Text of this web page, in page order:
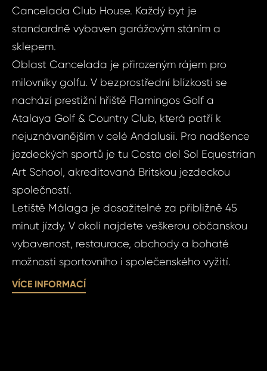
Cancelada Club House. Každý byt je
standardně vybaven garážovým stáním a
sklepem.
Oblast Cancelada je přirozeným rájem pro
milovníky golfu. V bezprostřední blízkosti se
nachází prestižní hřiště Flamingos Golf a
Atalaya Golf & Country Club, která patří k
nejuznávanějším v celé Andalusii. Pro nadšence
jezdeckých sportů je tu Costa del Sol Equestrian
Art School, akreditovaná Britskou jezdeckou
společností.
Letiště Málaga je dosažitelné za přibližně 45
minut jízdy. V okolí najdete veškerou občanskou
vybavenost, restaurace, obchody a bohaté
možnosti sportovního i společenského vyžití.
VÍCE INFORMACÍ